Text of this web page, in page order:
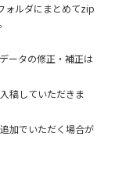
ォルダにまとめてzip
ータの修正・補正は
稿していただきま
加でいただく場合が